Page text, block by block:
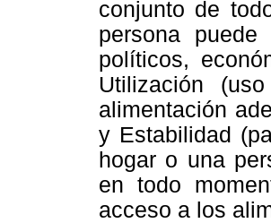
conjunto de
persona
políticos,
Utilización
alimentación
y Estabilidad
hogar o una
en todo
acceso a los